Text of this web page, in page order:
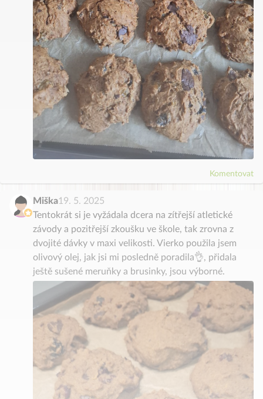
Komentovat
Miška19. 5. 2025
Tentokrát si je vyžádala dcera na zítřejší atletické
závody a pozitřejší zkoušku ve škole, tak zrovna z
dvojité dávky v maxi velikosti. Vierko použila jsem
olivový olej, jak jsi mi posledně poradila👌, přidala
ještě sušené meruňky a brusinky, jsou výborné.